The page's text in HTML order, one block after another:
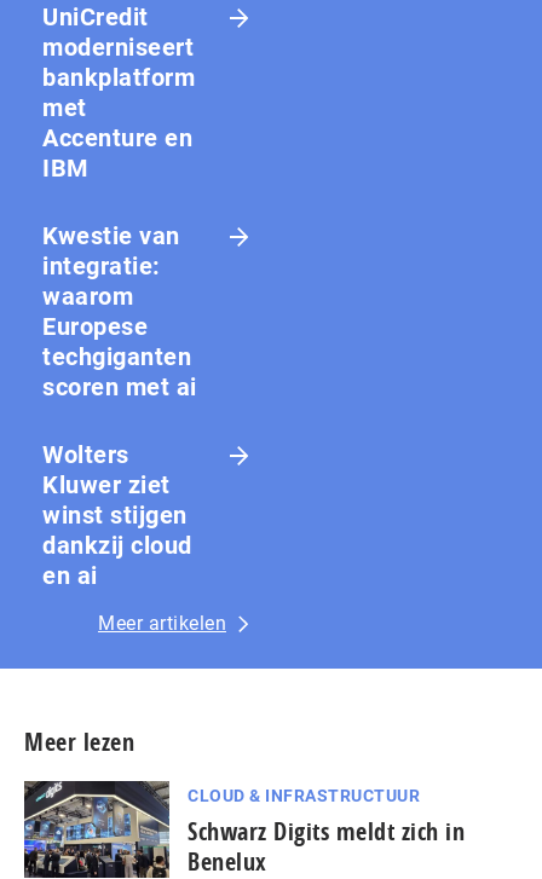
UniCredit
moderniseert
bankplatform
met
Accenture en
IBM
Kwestie van
integratie:
waarom
Europese
techgiganten
scoren met ai
Wolters
Kluwer ziet
winst stijgen
dankzij cloud
en ai
Meer artikelen
Meer lezen
CLOUD & INFRASTRUCTUUR
Schwarz Digits meldt zich in
Benelux